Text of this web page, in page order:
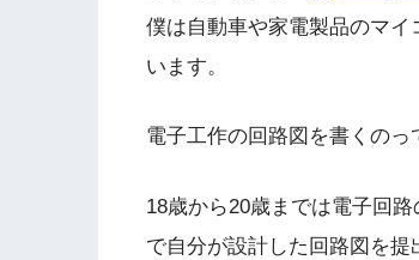
僕は自動車や家電製品のマ
います。
電子工作の回路図を書くのっ
18歳から20歳までは電子回
で自分が設計した回路図を